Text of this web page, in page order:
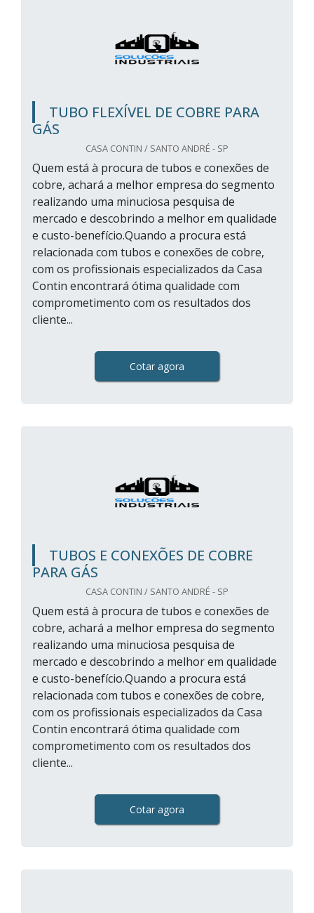
TUBO FLEXÍVEL DE COBRE PARA
GÁS
CASA CONTIN / SANTO ANDRÉ - SP
Quem está à procura de tubos e conexões de
cobre, achará a melhor empresa do segmento
realizando uma minuciosa pesquisa de
mercado e descobrindo a melhor em qualidade
e custo-benefício.Quando a procura está
relacionada com tubos e conexões de cobre,
com os profissionais especializados da Casa
Contin encontrará ótima qualidade com
comprometimento com os resultados dos
cliente...
Cotar agora
TUBOS E CONEXÕES DE COBRE
PARA GÁS
CASA CONTIN / SANTO ANDRÉ - SP
Quem está à procura de tubos e conexões de
cobre, achará a melhor empresa do segmento
realizando uma minuciosa pesquisa de
mercado e descobrindo a melhor em qualidade
e custo-benefício.Quando a procura está
relacionada com tubos e conexões de cobre,
com os profissionais especializados da Casa
Contin encontrará ótima qualidade com
comprometimento com os resultados dos
cliente...
Cotar agora